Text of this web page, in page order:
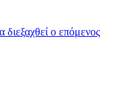
ο επόμενος